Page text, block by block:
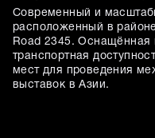
Современный и
расположенный в
Road 2345. Оснащённая
транспортная
мест для проведения
выставок в Азии.